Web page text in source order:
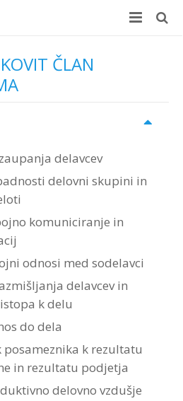
temah
avtorjih
timskega dela”
za vsakogar
ROI Boot Camp
timskega dela”
ČLAN
delavcev
delovni skupini in
komuniciranje in
odnosi med sodelavci
delavcev in
k delu
do dela
posameznika k rezultatu
in rezultatu podjetja
delovno vzdušje